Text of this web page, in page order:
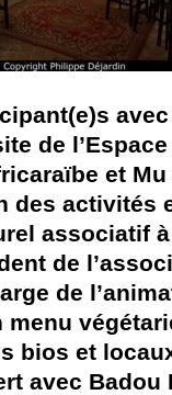
de
et
des activités
associatif
de
de
menu
bios et
avec Badou